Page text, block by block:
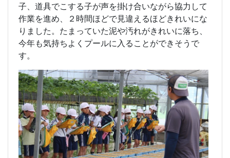
子、道具でこする子が声を掛け合いながら協力して
作業を進め、２時間ほどで見違えるほどきれいにな
りました。たまっていた泥や汚れがきれいに落ち、
今年も気持ちよくプールに入ることができそうで
す。